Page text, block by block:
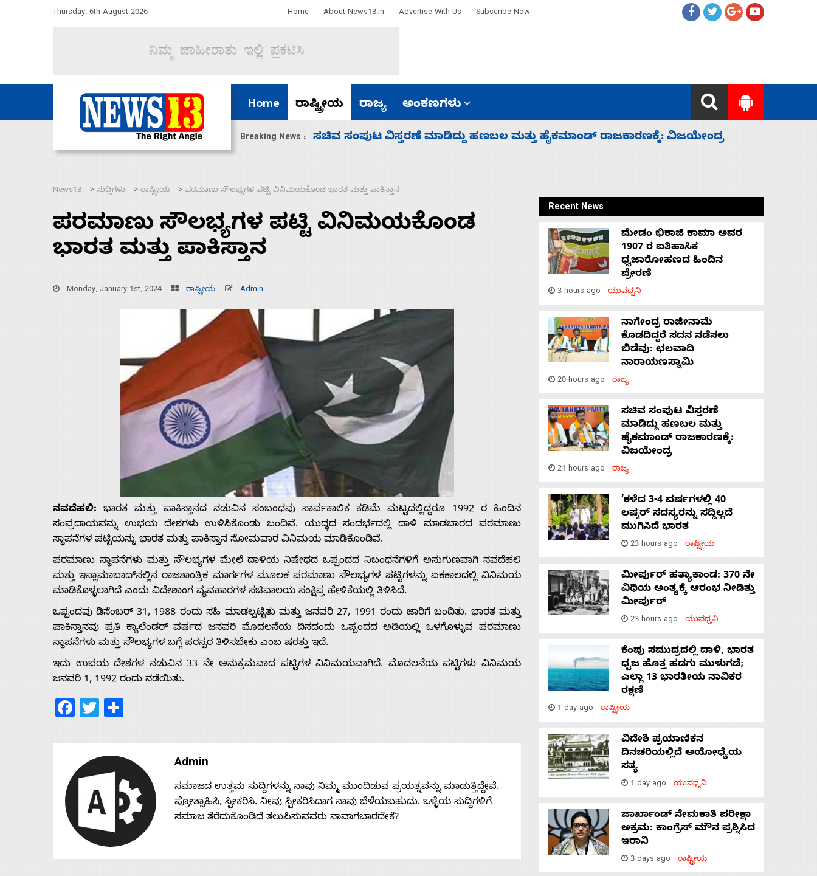
Thursday, 6th August 2026 Home About News13.in Advertise With Us Subscribe Now
Home ರಾಷ್ಟ್ರೀಯ ರಾಜ್ಯ ಅಂಕಣಗಳು
Breaking News :
ಹಣಬಲ ಮತ್ತು ಹೈಕಮಾಂಡ್ ರಾಜಕಾರಣಕ್ಕೆ: ವಿಜಯೇಂದ್ರ ‘ಕಳೆದ 3-4 ವರ್ಷಗಳಲ್ಲಿ 40 ಲಷ್ಕರ್ ಸದಸ್ಯರನ್ನು ಸದ್ದಿಲ್ಲದೆ ಮುಗಿಸಿದೆ ಭಾರತ
About
Advertise
Contact
News13 > ಸುದ್ದಿಗಳು > ರಾಷ್ಟ್ರೀಯ > ಪರಮಾಣು ಸೌಲಭ್ಯಗಳ ಪಟ್ಟಿ ವಿನಿಮಯಕೊಂಡ ಭಾರತ ಮತ್ತು ಪಾಕಿಸ್ತಾನ
ಪರಮಾಣು ಸೌಲಭ್ಯಗಳ ಪಟ್ಟಿ ವಿನಿಮಯಕೊಂಡ
ಭಾರತ ಮತ್ತು ಪಾಕಿಸ್ತಾನ
Monday, January 1st, 2024 ರಾಷ್ಟ್ರೀಯ Admin
ನವದೆಹಲಿ: ಭಾರತ ಮತ್ತು ಪಾಕಿಸ್ತಾನದ ನಡುವಿನ ಸಂಬಂಧವು ಸಾರ್ವಕಾಲಿಕ ಕಡಿಮೆ ಮಟ್ಟದಲ್ಲಿದ್ದರೂ 1992 ರ ಹಿಂದಿನ
ಸಂಪ್ರದಾಯವನ್ನು ಉಭಯ ದೇಶಗಳು ಉಳಿಸಿಕೊಂಡು ಬಂದಿವೆ. ಯುದ್ಧದ ಸಂದರ್ಭದಲ್ಲಿ ದಾಳಿ ಮಾಡಬಾರದ ಪರಮಾಣು
ಸ್ಥಾಪನೆಗಳ ಪಟ್ಟಿಯನ್ನು ಭಾರತ ಮತ್ತು ಪಾಕಿಸ್ತಾನ ಸೋಮವಾರ ವಿನಿಮಯ ಮಾಡಿಕೊಂಡಿವೆ.
ಪರಮಾಣು ಸ್ಥಾಪನೆಗಳು ಮತ್ತು ಸೌಲಭ್ಯಗಳ ಮೇಲೆ ದಾಳಿಯ ನಿಷೇಧದ ಒಪ್ಪಂದದ ನಿಬಂಧನೆಗಳಿಗೆ ಅನುಗುಣವಾಗಿ ನವದೆಹಲಿ
ಮತ್ತು ಇಸ್ಲಾಮಾಬಾದ್‌ನಲ್ಲಿನ ರಾಜತಾಂತ್ರಿಕ ಮಾರ್ಗಗಳ ಮೂಲಕ ಪರಮಾಣು ಸೌಲಭ್ಯಗಳ ಪಟ್ಟಿಗಳನ್ನು ಏಕಕಾಲದಲ್ಲಿ ವಿನಿಮಯ
ಮಾಡಿಕೊಳ್ಳಲಾಗಿದೆ ಎಂದು ವಿದೇಶಾಂಗ ವ್ಯವಹಾರಗಳ ಸಚಿವಾಲಯ ಸಂಕ್ಷಿಪ್ತ ಹೇಳಿಕೆಯಲ್ಲಿ ತಿಳಿಸಿದೆ.
ಒಪ್ಪಂದವು ಡಿಸೆಂಬರ್ 31, 1988 ರಂದು ಸಹಿ ಮಾಡಲ್ಪಟ್ಟಿತು ಮತ್ತು ಜನವರಿ 27, 1991 ರಂದು ಜಾರಿಗೆ ಬಂದಿತು. ಭಾರತ ಮತ್ತು
ಪಾಕಿಸ್ತಾನವು ಪ್ರತಿ ಕ್ಯಾಲೆಂಡರ್ ವರ್ಷದ ಜನವರಿ ಮೊದಲನೆಯ ದಿನದಂದು ಒಪ್ಪಂದದ ಅಡಿಯಲ್ಲಿ ಒಳಗೊಳ್ಳುವ ಪರಮಾಣು
ಸ್ಥಾಪನೆಗಳು ಮತ್ತು ಸೌಲಭ್ಯಗಳ ಬಗ್ಗೆ ಪರಸ್ಪರ ತಿಳಿಸಬೇಕು ಎಂಬ ಷರತ್ತು ಇದೆ.
ಇದು ಉಭಯ ದೇಶಗಳ ನಡುವಿನ 33 ನೇ ಅನುಕ್ರಮವಾದ ಪಟ್ಟಿಗಳ ವಿನಿಮಯವಾಗಿದೆ. ಮೊದಲನೆಯ ಪಟ್ಟಿಗಳು ವಿನಿಮಯ
ಜನವರಿ 1, 1992 ರಂದು ನಡೆಯಿತು.
Facebook
Twitter
Admin
ಸಮಾಜದ ಉತ್ತಮ ಸುದ್ದಿಗಳನ್ನು ನಾವು ನಿಮ್ಮ ಮುಂದಿಡುವ ಪ್ರಯತ್ನವನ್ನು ಮಾಡುತ್ತಿದ್ದೇವೆ.
ಪ್ರೋತ್ಸಾಹಿಸಿ, ಸ್ವೀಕರಿಸಿ. ನೀವು ಸ್ವೀಕರಿಸಿದಾಗ ನಾವು ಬೆಳೆಯಬಹುದು. ಒಳ್ಳೆಯ ಸುದ್ದಿಗಳಿಗೆ
ಸಮಾಜ ತೆರೆದುಕೊಂಡಿದೆ ತಲುಪಿಸುವವರು ನಾವಾಗಬಾರದೇಕೆ?
Recent News
ಮೇಡಂ ಭಿಕಾಜಿ ಕಾಮಾ ಅವರ
1907 ರ ಐತಿಹಾಸಿಕ
ಧ್ವಜಾರೋಹಣದ ಹಿಂದಿನ
ಪ್ರೇರಣೆ
3 hours ago ಯುವಧ್ವನಿ
ನಾಗೇಂದ್ರ ರಾಜೀನಾಮೆ
ಕೊಡದಿದ್ದರೆ ಸದನ ನಡೆಸಲು
ಬಿಡೆವು: ಛಲವಾದಿ
ನಾರಾಯಣಸ್ವಾಮಿ
20 hours ago ರಾಜ್ಯ
ಸಚಿವ ಸಂಪುಟ ವಿಸ್ತರಣೆ
ಮಾಡಿದ್ದು ಹಣಬಲ ಮತ್ತು
ಹೈಕಮಾಂಡ್ ರಾಜಕಾರಣಕ್ಕೆ:
ವಿಜಯೇಂದ್ರ
21 hours ago ರಾಜ್ಯ
‘ಕಳೆದ 3-4 ವರ್ಷಗಳಲ್ಲಿ 40
ಲಷ್ಕರ್ ಸದಸ್ಯರನ್ನು ಸದ್ದಿಲ್ಲದೆ
ಮುಗಿಸಿದೆ ಭಾರತ
23 hours ago ರಾಷ್ಟ್ರೀಯ
ಮೀರ್ಪುರ್ ಹತ್ಯಾಕಾಂಡ: 370 ನೇ
ವಿಧಿಯ ಅಂತ್ಯಕ್ಕೆ ಆರಂಭ ನೀಡಿತ್ತು
ಮೀರ್ಪುರ್
23 hours ago ಯುವಧ್ವನಿ
ಕೆಂಪು ಸಮುದ್ರದಲ್ಲಿ ದಾಳಿ, ಭಾರತ
ಧ್ವಜ ಹೊತ್ತ ಹಡಗು ಮುಳುಗಡೆ;
ಎಲ್ಲಾ 13 ಭಾರತೀಯ ನಾವಿಕರ
ರಕ್ಷಣೆ
1 day ago ರಾಷ್ಟ್ರೀಯ
ವಿದೇಶಿ ಪ್ರಯಾಣಿಕನ
ದಿನಚರಿಯಲ್ಲಿದೆ ಅಯೋಧ್ಯೆಯ
ಸತ್ಯ
1 day ago ಯುವಧ್ವನಿ
ಜಾರ್ಖಾಂಡ್‌ ನೇಮಕಾತಿ ಪರೀಕ್ಷಾ
ಅಕ್ರಮ: ಕಾಂಗ್ರೆಸ್‌ ಮೌನ ಪ್ರಶ್ನಿಸಿದ
ಇರಾನಿ
3 days ago ರಾಷ್ಟ್ರೀಯ